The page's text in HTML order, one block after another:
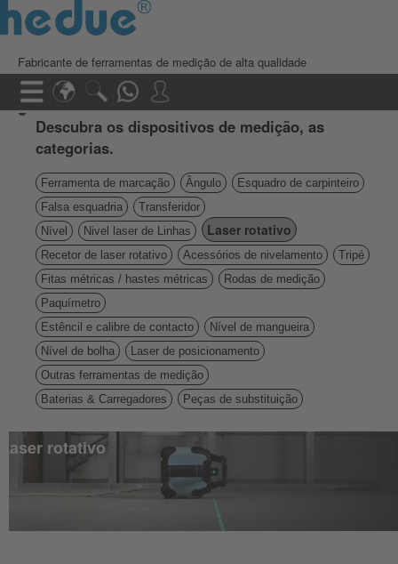
Fabricante de ferramentas de medição de alta qualidade
Descubra os dispositivos de medição, as
categorias.
Ferramenta de marcação Ângulo
Esquadro de carpinteiro
Falsa esquadria
Transferidor
Nível
Nivel laser de Linhas Laser rotativo
Recetor de laser rotativo Acessórios de nivelamento
Tripé
Fitas métricas / hastes métricas
Rodas de medição
Paquímetro
Estêncil e calibre de contacto
Nível de mangueira
Nível de bolha
Laser de posicionamento
Outras ferramentas de medição
Baterias & Carregadores
Peças de substituição
Laser rotativo